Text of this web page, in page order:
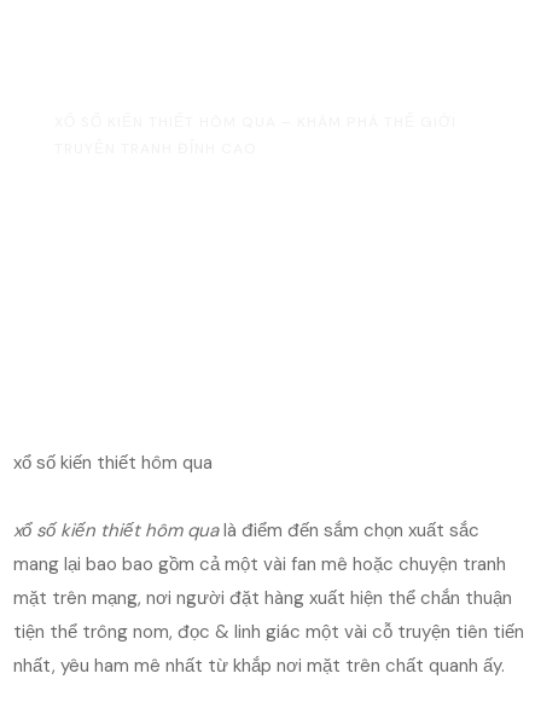
xổ số kiến thiết hôm qua
xổ số kiến thiết hôm qualà điểm đến sắm chọn xuất sắc
mang lại bao bao gồm cả một vài fan mê hoặc chuyện tranh
mặt trên mạng, nơi người đặt hàng xuất hiện thể chắn thuận
tiện thể trông nom, đọc & linh giác một vài cỗ truyện tiên tiến
nhất, yêu ham mê nhất từ khắp nơi mặt trên chất quanh ấy.